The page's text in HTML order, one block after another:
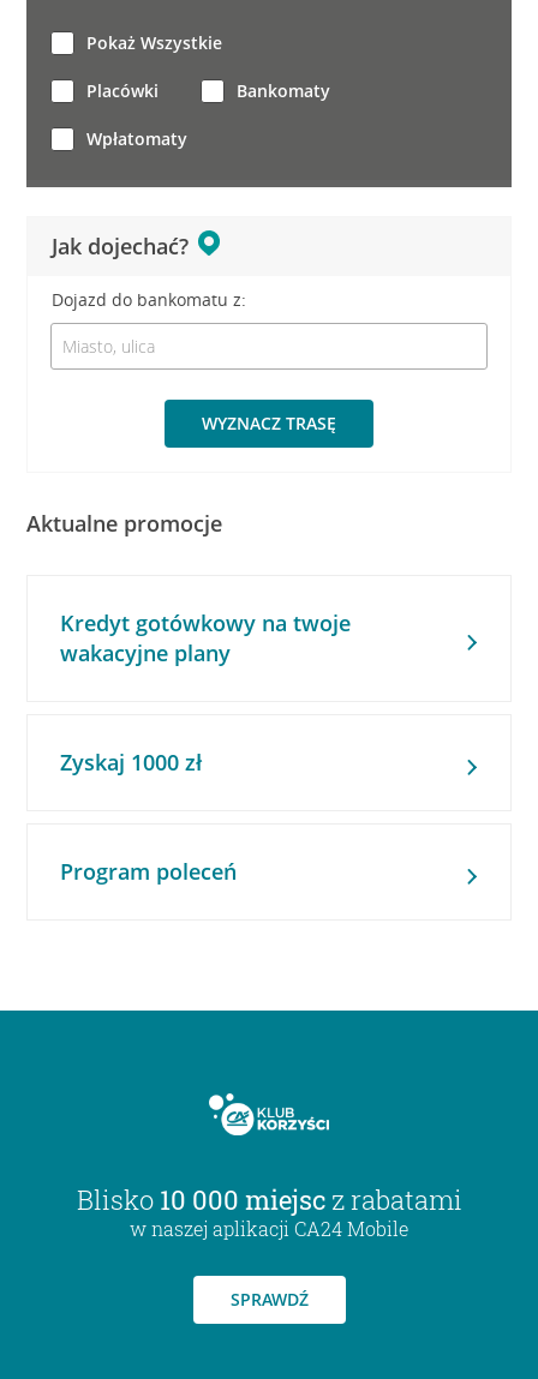
Jak dojechać?
Dojazd do bankomatu z:
WYZNACZ TRASĘ
Pokaż Wszystkie
Placówki Bankomaty
Wpłatomaty
Aktualne promocje
Kredyt gotówkowy na twoje
wakacyjne plany
Zyskaj 1000 zł
Program poleceń
Blisko 10 000 miejsc z rabatami
w naszej aplikacji CA24 Mobile
SPRAWDŹ